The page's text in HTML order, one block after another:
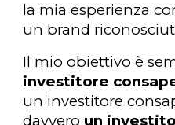
la mia esperienza
un brand
Il mio obiettivo è
investitore
un investitore
davvero un